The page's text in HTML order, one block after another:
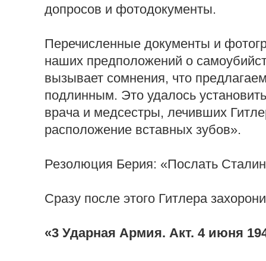
допросов и фотодокументы.
Перечисленные документы и
наших предположений о
вызывает сомнения, что
подлинным. Это удалось
врача и медсестры, лечивших
расположение вставных зубов».
Резолюция Берия: «Послать
Сразу после этого Гитлера
«3 Ударная Армия. Акт. 4 июня